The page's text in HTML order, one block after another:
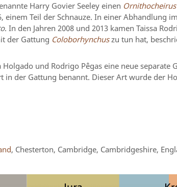
Harry Govier Seeley einen Ornithocheirus
einem Teil der Schnauze. In einer Abhandlung
. In den Jahren 2008 und 2013 kamen Taissa
der Gattung Coloborhynchuszu tun hat,
und Rodrigo Pêgas eine neue separate
der Gattung benannt. Dieser Art wurde der
, Chesterton, Cambridge, Cambridgeshire,